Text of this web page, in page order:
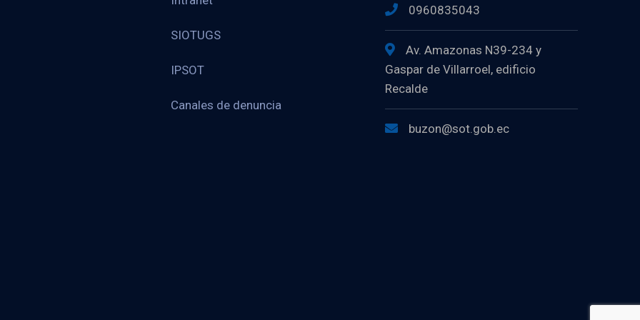
SIOTUGS
IPSOT
Canales de denuncia
0960835043
Av. Amazonas N39-234 y
Gaspar de Villarroel, edificio
Recalde
buzon@sot.gob.ec